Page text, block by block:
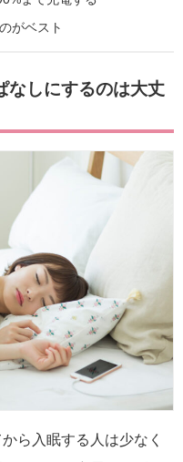
がベスト
なしにするのは大丈
ら入眠する人は少なく